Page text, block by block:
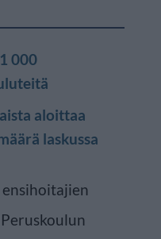
000
aloittaa
laskussa
ensihoitajien